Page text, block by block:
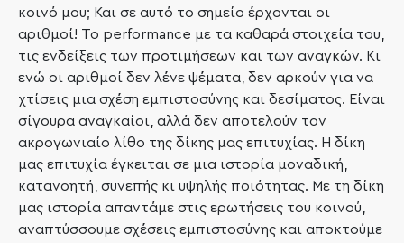
κοινό μου; Και σε αυτό το σημείο έρχονται οι
αριθμοί! Το performance με τα καθαρά στοιχεία του,
τις ενδείξεις των προτιμήσεων και των αναγκών. Κι
ενώ οι αριθμοί δεν λένε ψέματα, δεν αρκούν για να
χτίσεις μια σχέση εμπιστοσύνης και δεσίματος. Είναι
σίγουρα αναγκαίοι, αλλά δεν αποτελούν τον
ακρογωνιαίο λίθο της δίκης μας επιτυχίας. Η δίκη
μας επιτυχία έγκειται σε μια ιστορία μοναδική,
κατανοητή, συνεπής κι υψηλής ποιότητας. Με τη δίκη
μας ιστορία απαντάμε στις ερωτήσεις του κοινού,
αναπτύσσουμε σχέσεις εμπιστοσύνης και αποκτούμε